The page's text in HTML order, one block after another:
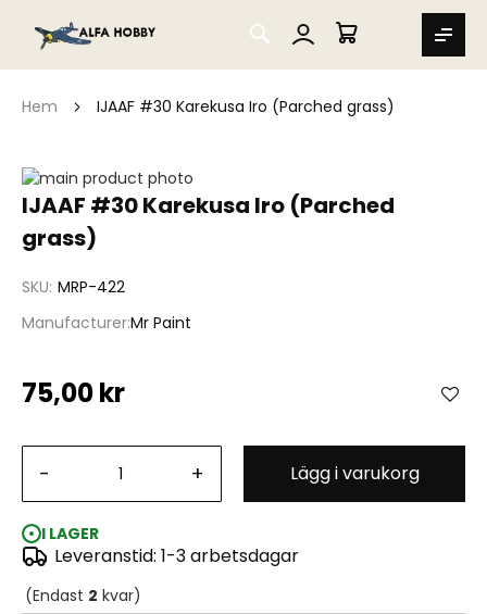
SEARCH
MIN VARUKORG
Hem IJAAF #30 Karekusa Iro (Parched grass)
IJAAF #30 Karekusa Iro (Parched
grass)
SKU MRP-422
ManufacturerMr Paint
75,00 kr
- + Lägg i varukorg
I LAGER
Leveranstid: 1-3 arbetsdagar
(Endast 2 kvar)
Hoppa
till
av
IJAAF #30 Karekusa Iro (Parched grass)
Hoppa
början
bildgalleriet